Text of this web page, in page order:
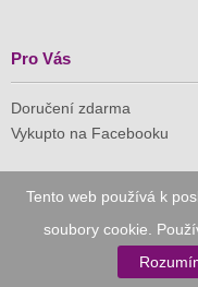
Tento web používá k
soubory cookie.
Pro Vás
Doručení zdarma
Vykupto na Facebooku
Naše
komerci (APEK)